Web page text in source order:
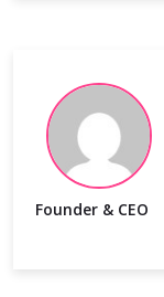
Founder & CEO